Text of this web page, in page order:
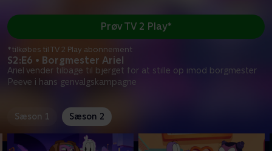
S2:E6 • Borgmester Ariel
Ariel vender tilbage til bjerget for at stille op imod borgmester
Peeve i hans genvalgskampagne
Prøv TV 2 Play*
*tilkøbes til TV 2 Play abonnement
Sæson 1 Sæson 2